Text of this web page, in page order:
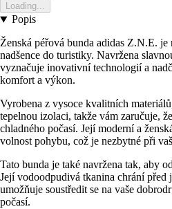
Loading...
Popis
Ženská péřová bunda adidas Z.N.E.
nadšence do turistiky. Navržena
vyznačuje inovativní technologií a
komfort a výkon.
Vyrobena z vysoce kvalitních
tepelnou izolaci, takže vám zaručuje,
chladného počasí. Její moderní a
volnost pohybu, což je nezbytné při
Tato bunda je také navržena tak, aby
Její vodoodpudivá tkanina chrání před
umožňuje soustředit se na vaše
počasí.